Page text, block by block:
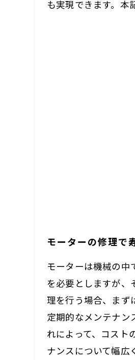
も実現できます。本
モーターの修理で
モーターは機械の中
を必要としますが、
理を行う場合、まず
定期的なメンテナン
れによって、コスト
ナンスについて幅広